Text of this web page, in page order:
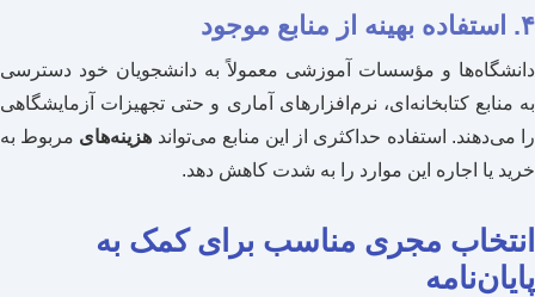
۴. استفاده بهینه از منابع موجود
دانشگاه‌ها و مؤسسات آموزشی معمولاً به دانشجویان خود دسترسی
به منابع کتابخانه‌ای، نرم‌افزارهای آماری و حتی تجهیزات آزمایشگاهی
را می‌دهند. استفاده حداکثری از این منابع می‌تواند هزینه‌های مربوط به
خرید یا اجاره این موارد را به شدت کاهش دهد.
انتخاب مجری مناسب برای کمک به
پایان‌نامه